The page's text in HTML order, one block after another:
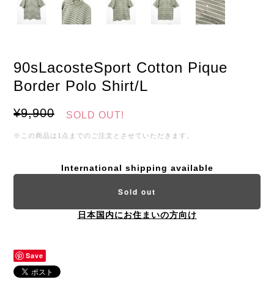
90sLacosteSport Cotton Pique
Border Polo Shirt/L
¥9,900 SOLD OUT!
※この商品は1点までのご注文とさせていただきます。
International shipping available
Sold out
日本国内にお住まいの方向け
Save